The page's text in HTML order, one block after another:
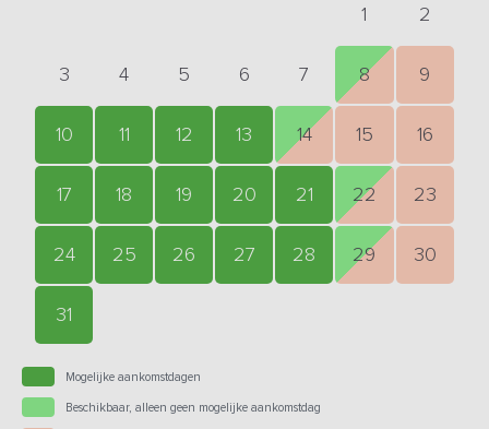
1 2
3 4 5 6 7 8 9
10 11 12 13 14 15 16
17 18 19 20 21 22 23
24 25 26 27 28 29 30
31
Mogelijke aankomstdagen
Beschikbaar, alleen geen mogelijke aankomstdag